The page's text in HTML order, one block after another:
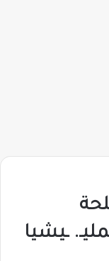
ـيشيا